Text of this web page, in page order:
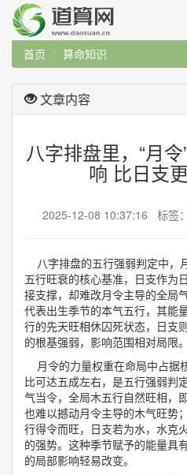
首页 算命知识
文章内容
八字排盘里，“月
响 比日支
2025-12-08 10:37:16 标签：
八字排盘的五行强弱判定中，
五行旺衰的核心基准，日支作为
接支撑，却难改月令主导的全局
代表出生季节的本气五行，其能
行的先天旺相休囚死状态，日支
的根基强弱，影响范围相对局限。
月令的力量权重在命局中占据
比可达五成左右，是五行强弱判
气当令，全局木五行自然旺相，
也难以撼动月令主导的木气旺势
行得令而旺，日支若为水，水克
的强势。这种季节赋予的能量具
的局部影响轻易改变。